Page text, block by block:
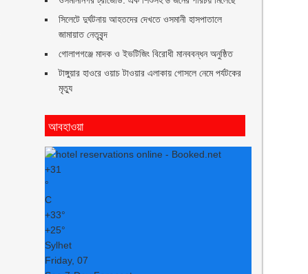
সিলেটে দুর্ঘটনায় আহতদের দেখতে ওসমানী হাসপাতালে
জামায়াত নেতৃবৃন্দ
গোলাপগঞ্জে মাদক ও ইভটিজিং বিরোধী মানববন্ধন অনুষ্ঠিত
টাঙ্গুয়ার হাওরে ওয়াচ টাওয়ার এলাকায় গোসলে নেমে পর্যটকের
মৃত্যু
আবহাওয়া
+31
°
C
+33°
+25°
Sylhet
Friday, 07